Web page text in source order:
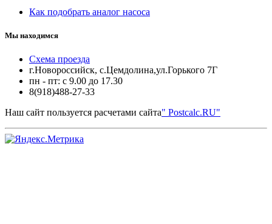
Как подобрать аналог насоса
Мы находимся
Схема проезда
г.Новороссийск, с.Цемдолина,ул.Горького 7Г
пн - пт: с 9.00 до 17.30
8(918)488-27-33
Наш сайт пользуется расчетами сайта" Postcalc.RU"